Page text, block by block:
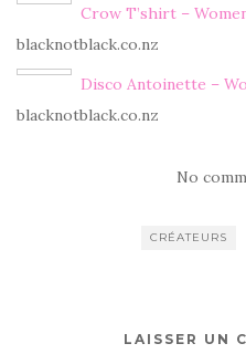
Crow T’shirt –
blacknotblack.co.nz
Disco Antoinette –
blacknotblack.co.nz
No
CRÉATEURS
LAISSER UN